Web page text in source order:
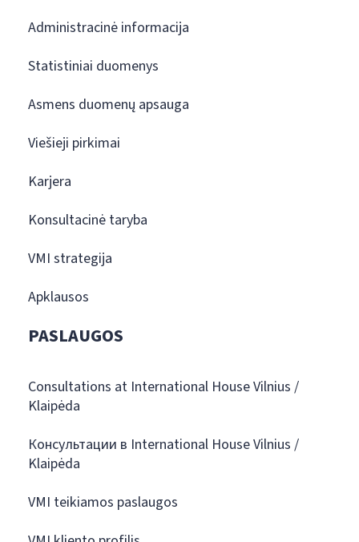
Administracinė informacija
Statistiniai duomenys
Asmens duomenų apsauga
Viešieji pirkimai
Karjera
Konsultacinė taryba
VMI strategija
Apklausos
PASLAUGOS
Consultations at International House Vilnius /
Klaipėda
Консультации в International House Vilnius /
Klaipėda
VMI teikiamos paslaugos